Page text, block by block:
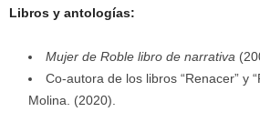
Libros y antologías:
Mujer de Roble libro de narrativa
Co-autora de los libros “Renacer” y
Molina. (2020).